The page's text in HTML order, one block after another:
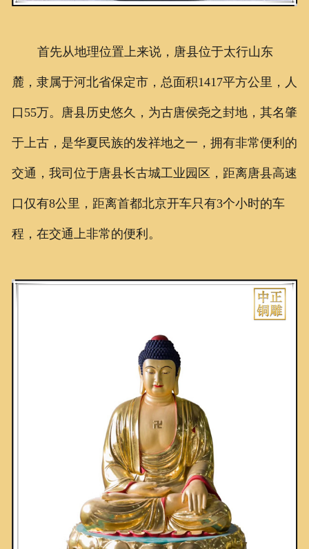
首先从地理位置上来说，唐县位于太行山东
麓，隶属于河北省保定市，总面积1417平方公里，人
口55万。唐县历史悠久，为古唐侯尧之封地，其名肇
于上古，是华夏民族的发祥地之一，拥有非常便利的
交通，我司位于唐县长古城工业园区，距离唐县高速
口仅有8公里，距离首都北京开车只有3个小时的车
程，在交通上非常的便利。